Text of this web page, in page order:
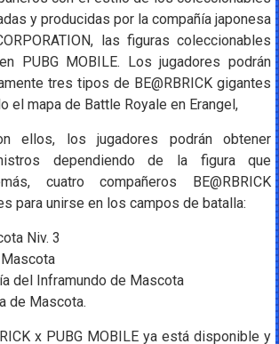
y producidas por la compañía japonesa
las figuras coleccionables
PUBG MOBILE. Los jugadores podrán
tres tipos de BE@RBRICK gigantes
el mapa de Battle Royale en Erangel,
ellos, los jugadores podrán obtener
dependiendo de la figura que
cuatro compañeros BE@RBRICK
para unirse en los campos de batalla:
Niv. 3
del Inframundo de Mascota
de Mascota.
x PUBG MOBILE ya está disponible y